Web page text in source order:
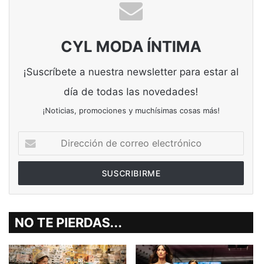
CYL MODA ÍNTIMA
¡Suscríbete a nuestra newsletter para estar al
día de todas las novedades!
¡Noticias, promociones y muchísimas cosas más!
de
correo
NO TE PIERDAS...